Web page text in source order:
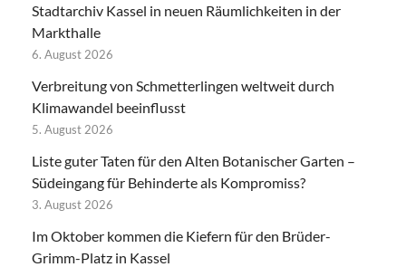
Stadtarchiv Kassel in neuen Räumlichkeiten in der
Markthalle
6. August 2026
Verbreitung von Schmetterlingen weltweit durch
Klimawandel beeinflusst
5. August 2026
Liste guter Taten für den Alten Botanischer Garten –
Südeingang für Behinderte als Kompromiss?
3. August 2026
Im Oktober kommen die Kiefern für den Brüder-
Grimm-Platz in Kassel